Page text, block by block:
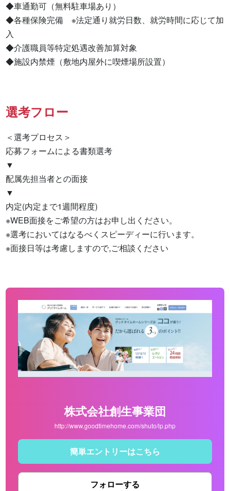
◆車通勤可（無料駐車場あり）
◆各種保険完備　※法定通り就労日数、就労時間に応じて加
入
◆介護職員等特定処遇改善加算対象
◆施設内禁煙（敷地内屋外に喫煙場所設置）
選考フロー
＜選考プロセス＞
応募フォームによる書類選考
▼
配属先担当者との面接
▼
内定(内定まで1週間程度)
※WEB面接をご希望の方はお申し出ください。
※選考においてはなるべくスピーディーに行います。
※面接日等は考慮しますので,ご相談ください
株式会社創生事業団
http://www.goodtimehome.com/shuto/lp.php
簡単エントリーはこちら
フォローする